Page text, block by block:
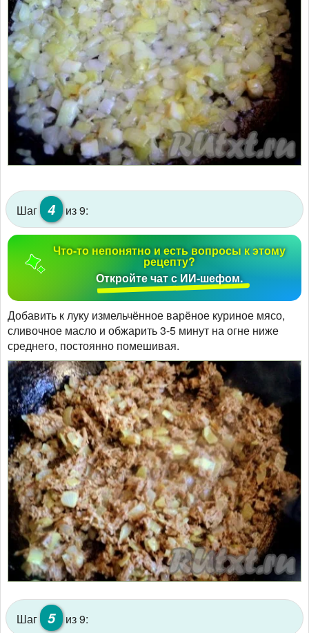
Шаг 4 из 9:
Что-то непонятно и есть вопросы к этому
рецепту?
Откройте чат с ИИ-шефом.
Добавить к луку измельчённое варёное куриное мясо,
сливочное масло и обжарить 3-5 минут на огне ниже
среднего, постоянно помешивая.
Шаг 5
из 9: